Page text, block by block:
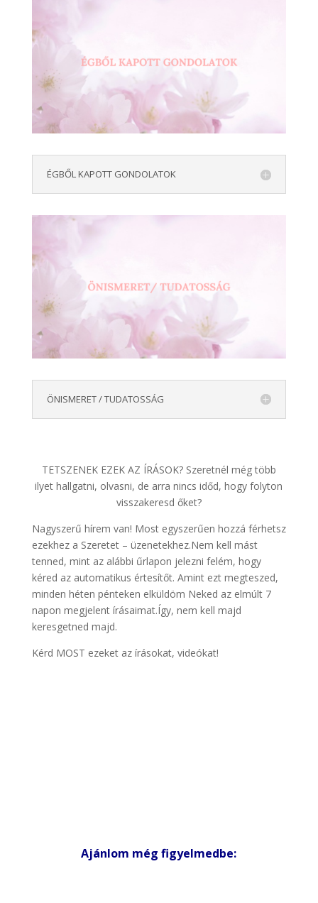
ÉGBŐL KAPOTT GONDOLATOK
ÖNISMERET / TUDATOSSÁG
TETSZENEK EZEK AZ ÍRÁSOK? Szeretnél még több
ilyet hallgatni, olvasni, de arra nincs időd, hogy folyton
visszakeresd őket?
Nagyszerű hírem van! Most egyszerűen hozzá férhetsz
ezekhez a Szeretet – üzenetekhez.Nem kell mást
tenned, mint az alábbi űrlapon jelezni felém, hogy
kéred az automatikus értesítőt. Amint ezt megteszed,
minden héten pénteken elküldöm Neked az elmúlt 7
napon megjelent írásaimat.Így, nem kell majd
keresgetned majd.
Kérd MOST ezeket az írásokat, videókat!
Ajánlom még figyelmedbe: